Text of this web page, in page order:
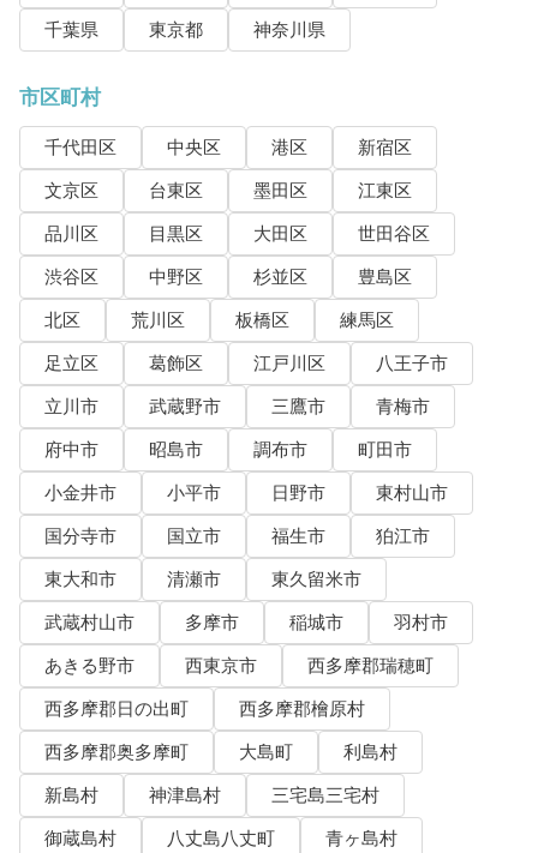
千葉県
東京都 神奈川県
市区町村
千代田区 中央区 港区
新宿区
文京区
台東区 墨田区
江東区
品川区
目黒区 大田区
世田谷区
渋谷区
中野区 杉並区
豊島区
北区
荒川区 板橋区
練馬区
足立区
葛飾区 江戸川区
八王子市
立川市
武蔵野市 三鷹市
青梅市
府中市
昭島市 調布市
町田市
小金井市
小平市 日野市
東村山市
国分寺市
国立市 福生市
狛江市
東大和市
清瀬市
東久留米市
武蔵村山市
多摩市 稲城市
羽村市
あきる野市
西東京市
西多摩郡瑞穂町
西多摩郡日の出町
西多摩郡檜原村
西多摩郡奥多摩町
大島町
利島村
新島村
神津島村
三宅島三宅村
御蔵島村
八丈島八丈町 青ヶ島村